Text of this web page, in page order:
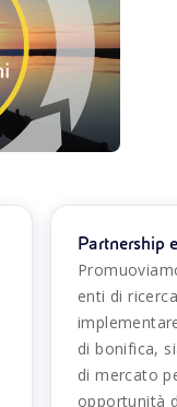
Partnership
enti di
di bonifica,
di mercato
opportunità